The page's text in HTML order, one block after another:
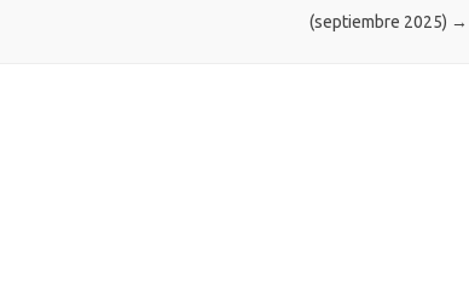
(septiembre 2025) →